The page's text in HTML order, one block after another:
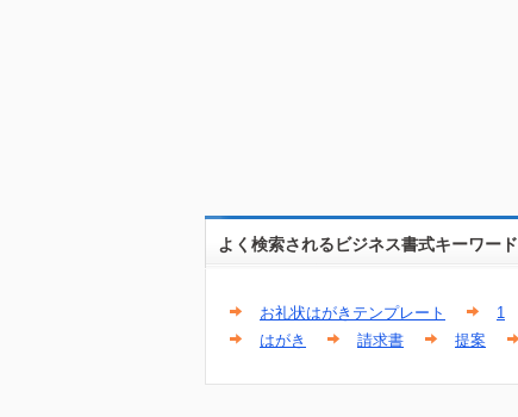
よく検索されるビジネス書式キーワード
お礼状はがきテンプレート 1
はがき
請求書 提案